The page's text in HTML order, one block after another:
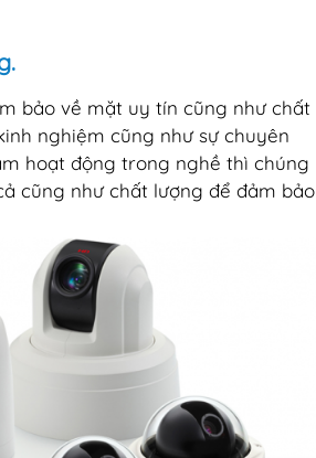
bảo về mặt uy tín cũng như chất
nghiệm cũng như sự chuyên
hoạt động trong nghề thì chúng
cũng như chất lượng để đảm bảo